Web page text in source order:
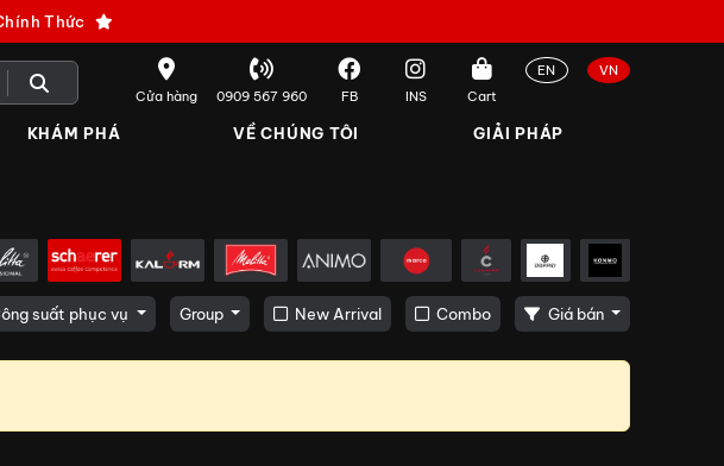
Thức
Cửa hàng 0909 567 960 FB INS Cart
EN VN
KHÁM PHÁ VỀ CHÚNG TÔI GIẢI PHÁP
suất phục vụ Group New Arrival Combo Giá bán